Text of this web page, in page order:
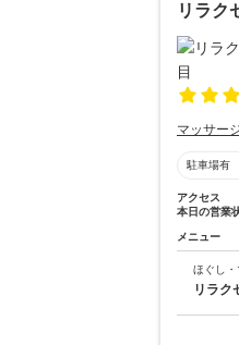
リラク
マッサー
駐車場有
アクセス
本日の営業
メニュー
ほぐし・
リラク